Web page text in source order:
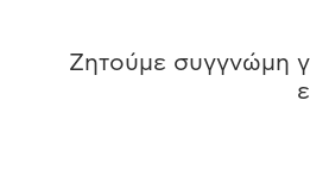
Ζητούμε συγγνώμη